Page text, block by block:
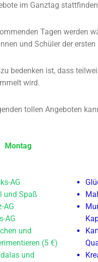
im Ganztag
Tagen werden
und Schüler der
bedenken ist, dass
wird.
tollen Angeboten
Montag
AG
und Spaß
AG
AG
und
(5 €)
und